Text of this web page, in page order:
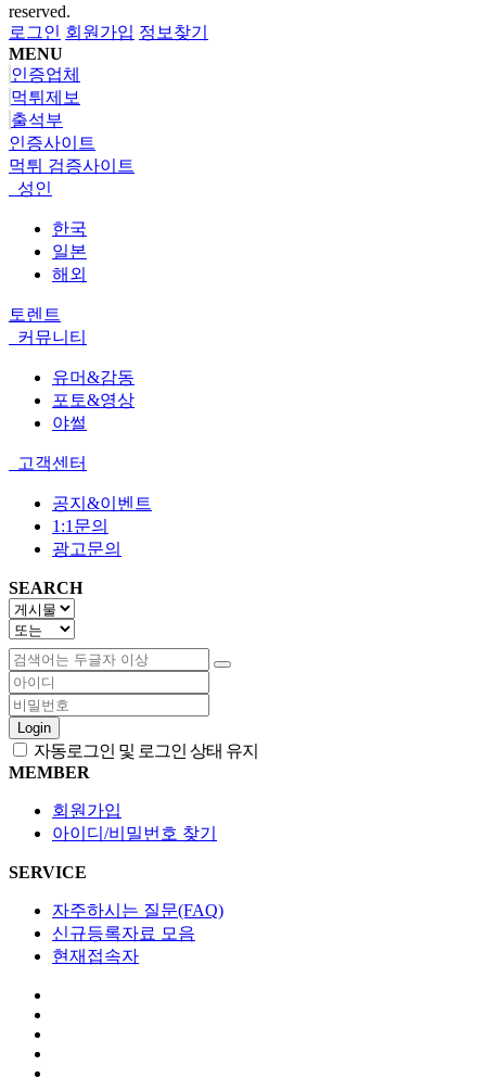
reserved.
로그인 회원가입 정보찾기
MENU
인증업체
먹튀제보
출석부
인증사이트
먹튀 검증사이트
성인
한국
일본
해외
토렌트
커뮤니티
유머&감동
포토&영상
야썰
고객센터
공지&이벤트
1:1문의
광고문의
SEARCH
Login
자동로그인 및 로그인 상태 유지
MEMBER
회원가입
아이디/비밀번호 찾기
SERVICE
자주하시는 질문(FAQ)
신규등록자료 모음
현재접속자